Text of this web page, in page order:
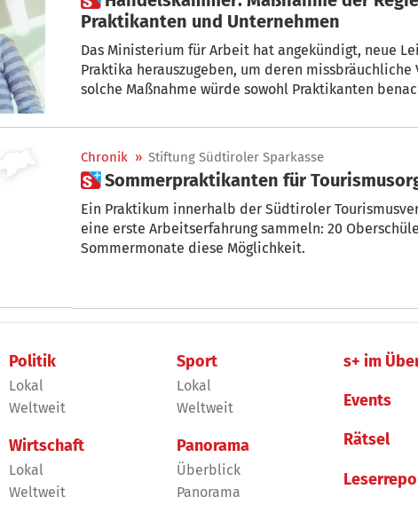
Praktikanten und Unternehmen
Das Ministerium für Arbeit hat angekündigt, neue
Praktika herauszugeben, um deren missbräuchliche
solche Maßnahme würde sowohl Praktikanten
Kontakt zu potenziellen Arbeitnehmern verwehrt
Handelskammer Bozen.
Chronik » Stiftung Südtiroler Sparkasse
 Sommerpraktikanten für
Ein Praktikum innerhalb der Südtiroler
eine erste Arbeitserfahrung sammeln: 20
Sommermonate diese Möglichkeit.
Politik
Lokal
Weltweit
Wirtschaft
Lokal
Weltweit
Sport
Lokal
Weltweit
Panorama
Überblick
Panorama
s+ im
Events
Rätsel